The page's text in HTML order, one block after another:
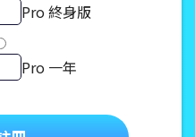
Pro 終身版
Pro 一年